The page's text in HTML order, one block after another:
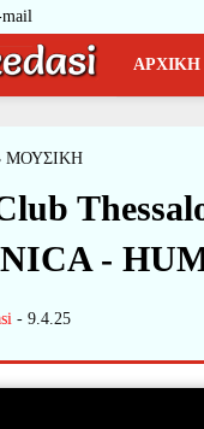
mail
ΑΡΧΙΚΗ
ΜΟΥΣΙΚΗ
-
- 9.4.25